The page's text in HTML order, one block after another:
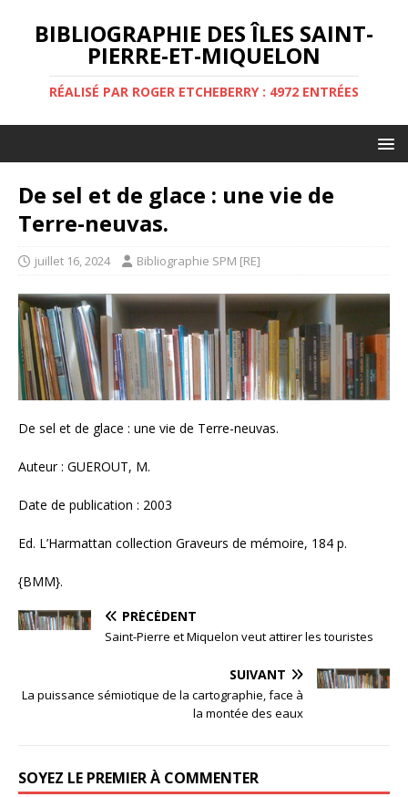
BIBLIOGRAPHIE DES ÎLES SAINT-
PIERRE-ET-MIQUELON
RÉALISÉ PAR ROGER ETCHEBERRY : 4972 ENTRÉES
De sel et de glace : une vie de
Terre-neuvas.
juillet 16, 2024 Bibliographie SPM [RE]
De sel et de glace : une vie de Terre-neuvas.
Auteur : GUEROUT, M.
Date de publication : 2003
Ed. L’Harmattan collection Graveurs de mémoire, 184 p.
{BMM}.
PRÉCÉDENT
Saint-Pierre et Miquelon veut attirer les touristes
SUIVANT
La puissance sémiotique de la cartographie, face à
la montée des eaux
SOYEZ LE PREMIER À COMMENTER